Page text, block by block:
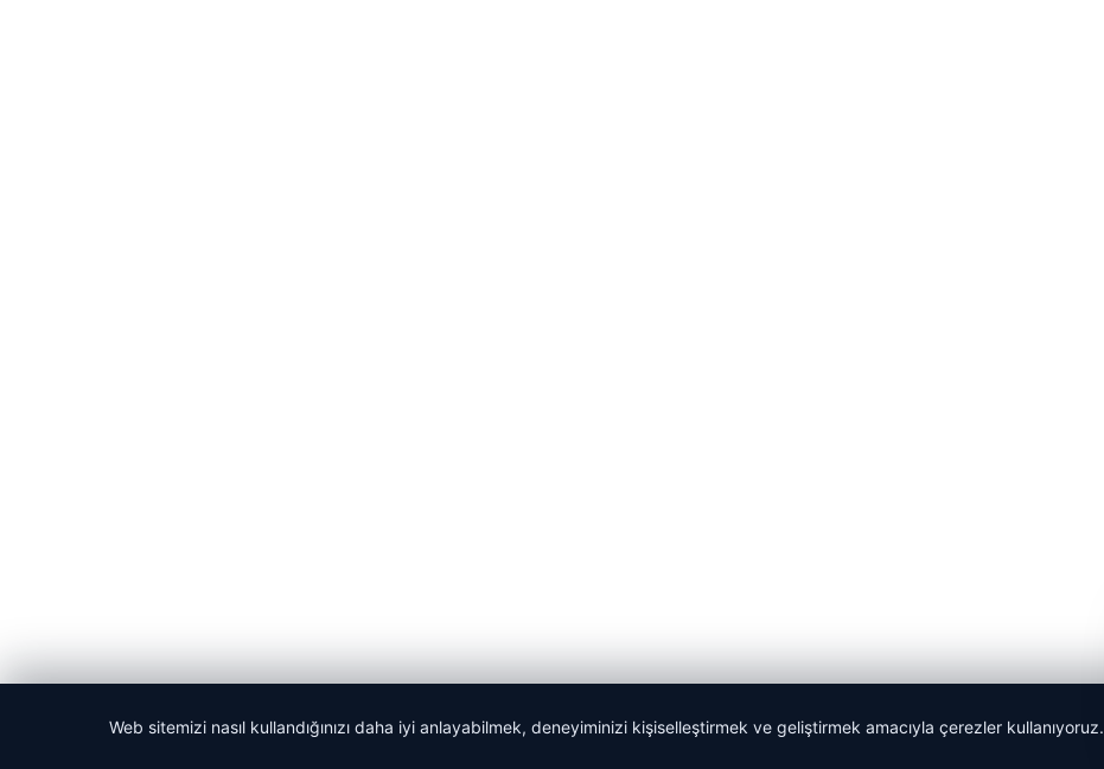
Web sitemizi nasıl kullandığınızı daha iyi anlayabilmek, deneyiminizi kişiselleştirmek ve geliştirmek amacıyla çerezler kullanıyoruz.